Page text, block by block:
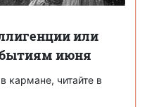
или
июня
кармане, читайте в